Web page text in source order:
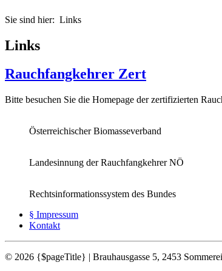
Sie sind hier: Links
Links
Rauchfangkehrer Zert
Bitte besuchen Sie die Homepage der zertifizierten
Österreichischer Biomasseverband
Landesinnung der Rauchfangkehrer NÖ
Rechtsinformationssystem des Bundes
§ Impressum
Kontakt
© 2026 {$pageTitle} | Brauhausgasse 5, 2453